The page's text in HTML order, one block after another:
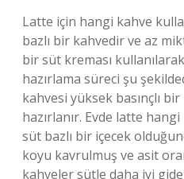
Latte için hangi kahve
bazlı bir kahvedir ve az
bir süt kreması
hazırlama süreci şu
kahvesi yüksek basınçlı
hazırlanır. Evde latte
süt bazlı bir içecek
koyu kavrulmuş ve asit
kahveler sütle daha iyi